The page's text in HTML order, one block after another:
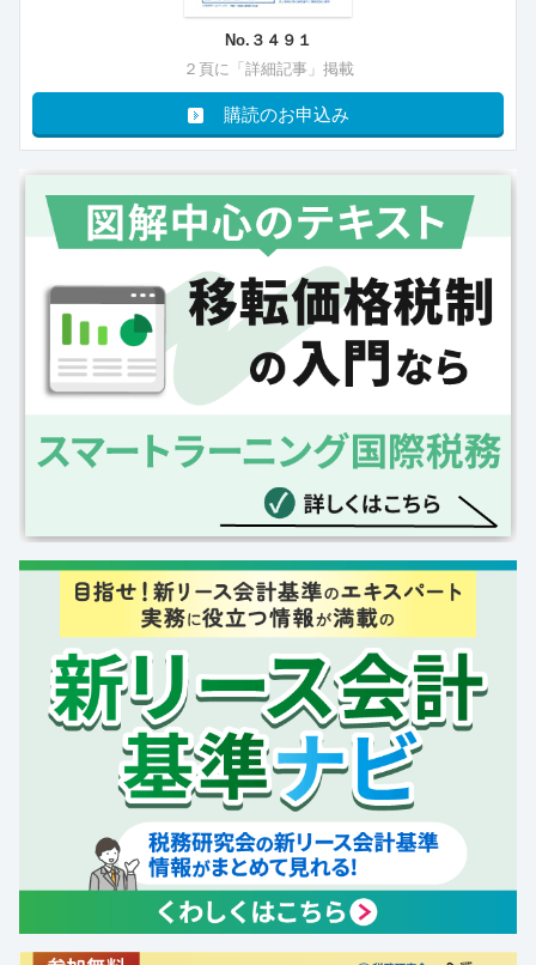
No.３４９１
２頁に「詳細記事」掲載
購読のお申込み